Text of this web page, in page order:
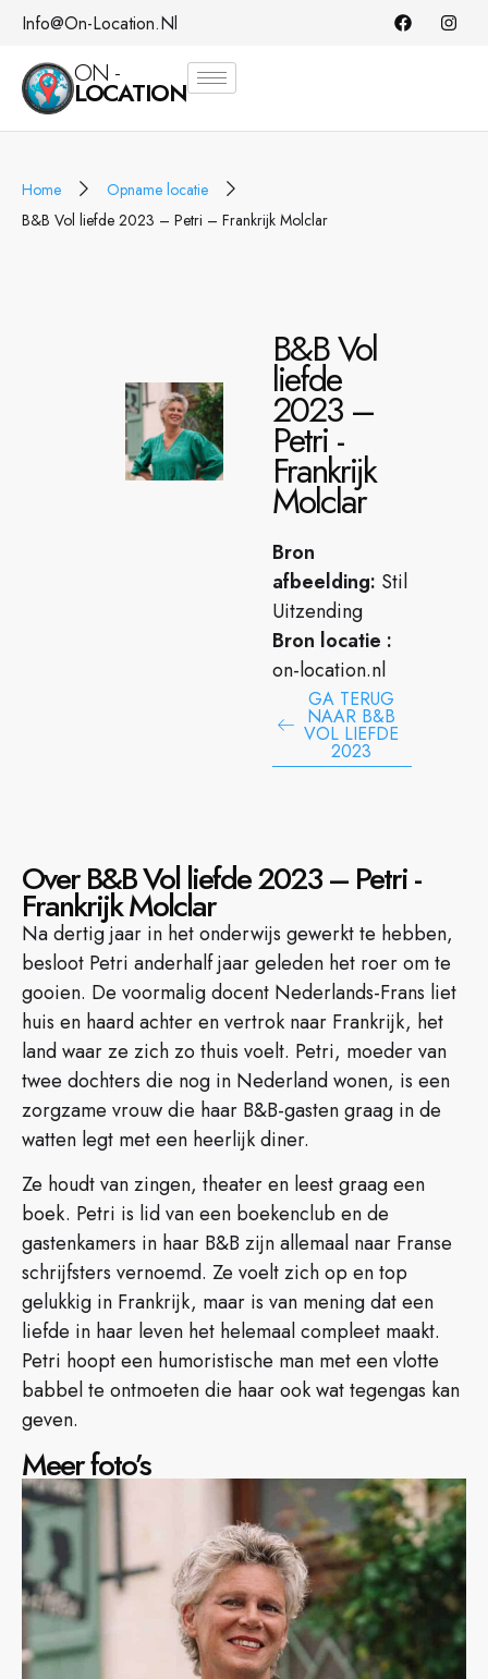
Info@on-Location.nl
ON -
LOCATION
Home
Opname locatie
B&B Vol liefde 2023 – Petri – Frankrijk Molclar
B&B Vol
liefde
2023 –
Petri -
Frankrijk
Molclar
Bron
afbeelding: Stil
Uitzending
Bron locatie :
on-location.nl
GA TERUG
NAAR B&B
VOL LIEFDE
2023
Over B&B Vol liefde 2023 – Petri -
Frankrijk Molclar
Na dertig jaar in het onderwijs gewerkt te hebben,
besloot Petri anderhalf jaar geleden het roer om te
gooien. De voormalig docent Nederlands-Frans liet
huis en haard achter en vertrok naar Frankrijk, het
land waar ze zich zo thuis voelt. Petri, moeder van
twee dochters die nog in Nederland wonen, is een
zorgzame vrouw die haar B&B-gasten graag in de
watten legt met een heerlijk diner.
Ze houdt van zingen, theater en leest graag een
boek. Petri is lid van een boekenclub en de
gastenkamers in haar B&B zijn allemaal naar Franse
schrijfsters vernoemd. Ze voelt zich op en top
gelukkig in Frankrijk, maar is van mening dat een
liefde in haar leven het helemaal compleet maakt.
Petri hoopt een humoristische man met een vlotte
babbel te ontmoeten die haar ook wat tegengas kan
geven.
Meer foto’s